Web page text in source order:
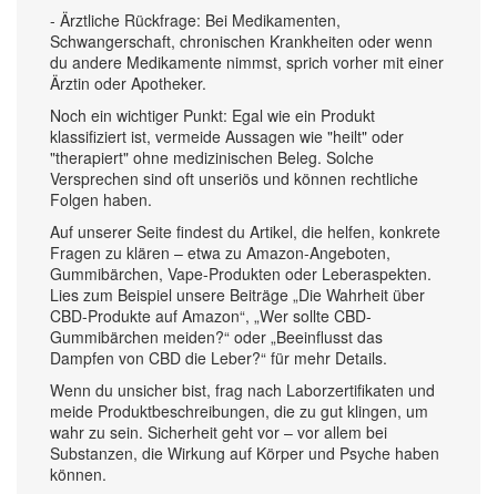
- Ärztliche Rückfrage: Bei Medikamenten,
Schwangerschaft, chronischen Krankheiten oder wenn
du andere Medikamente nimmst, sprich vorher mit einer
Ärztin oder Apotheker.
Noch ein wichtiger Punkt: Egal wie ein Produkt
klassifiziert ist, vermeide Aussagen wie "heilt" oder
"therapiert" ohne medizinischen Beleg. Solche
Versprechen sind oft unseriös und können rechtliche
Folgen haben.
Auf unserer Seite findest du Artikel, die helfen, konkrete
Fragen zu klären – etwa zu Amazon-Angeboten,
Gummibärchen, Vape-Produkten oder Leberaspekten.
Lies zum Beispiel unsere Beiträge „Die Wahrheit über
CBD-Produkte auf Amazon“, „Wer sollte CBD-
Gummibärchen meiden?“ oder „Beeinflusst das
Dampfen von CBD die Leber?“ für mehr Details.
Wenn du unsicher bist, frag nach Laborzertifikaten und
meide Produktbeschreibungen, die zu gut klingen, um
wahr zu sein. Sicherheit geht vor – vor allem bei
Substanzen, die Wirkung auf Körper und Psyche haben
können.